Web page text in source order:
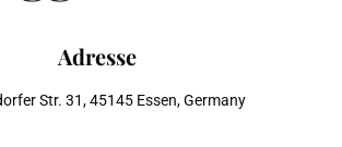
Adresse
Str. 31, 45145 Essen, Germany